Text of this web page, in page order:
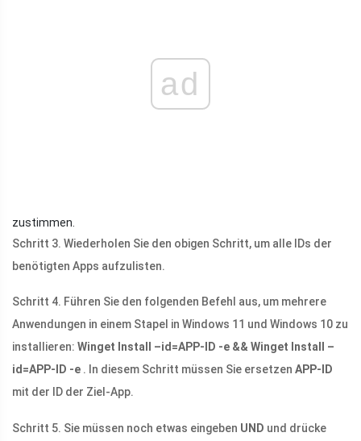
ad
zustimmen.
Schritt 3. Wiederholen Sie den obigen Schritt, um alle IDs der
benötigten Apps aufzulisten.
Schritt 4. Führen Sie den folgenden Befehl aus, um mehrere
Anwendungen in einem Stapel in Windows 11 und Windows 10 zu
installieren: Winget Install –id=APP-ID -e && Winget Install –
id=APP-ID -e . In diesem Schritt müssen Sie ersetzen APP-ID
mit der ID der Ziel-App.
Schritt 5. Sie müssen noch etwas eingeben UND und drücke